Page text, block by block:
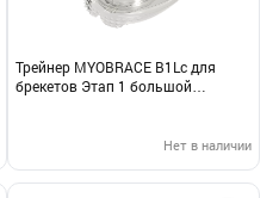
Трейнер MYOBRACE В1Lc для
брекетов Этап 1 большой
Нет в наличии